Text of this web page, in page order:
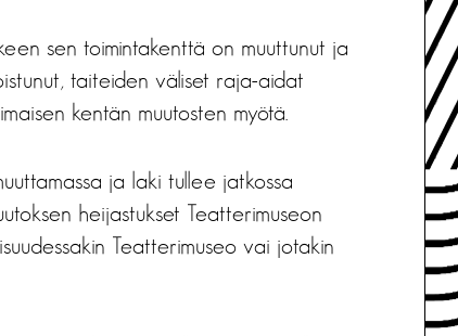
sen toimintakenttä on muuttunut ja
taiteiden väliset raja-aidat
kentän muutosten myötä.
ja laki tullee jatkossa
heijastukset Teatterimuseon
Teatterimuseo vai jotakin